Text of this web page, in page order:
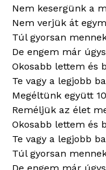
Nem kesergünk a
Nem verjük át
Túl gyorsan
De engem már
Okosabb lettem és
Te vagy a legjobb
Megéltünk együtt
Reméljük az élet
Okosabb lettem és
Te vagy a legjobb
Túl gyorsan
De engem már